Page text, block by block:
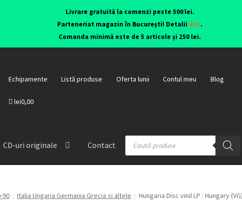
Livrare gratuită la comenzi peste 500 lei.
Parteneriat magazin în București! Detalii aici.
Comanda minimă este de 5 articole și 250 lei.
Echipamente Listă produse Oferta lunii Contul meu Blog
lei0,00
CD-uri originale Contact
90 Italia Ungaria Germania Grecia si altele Hungaria Disc vinil LP : Hungary